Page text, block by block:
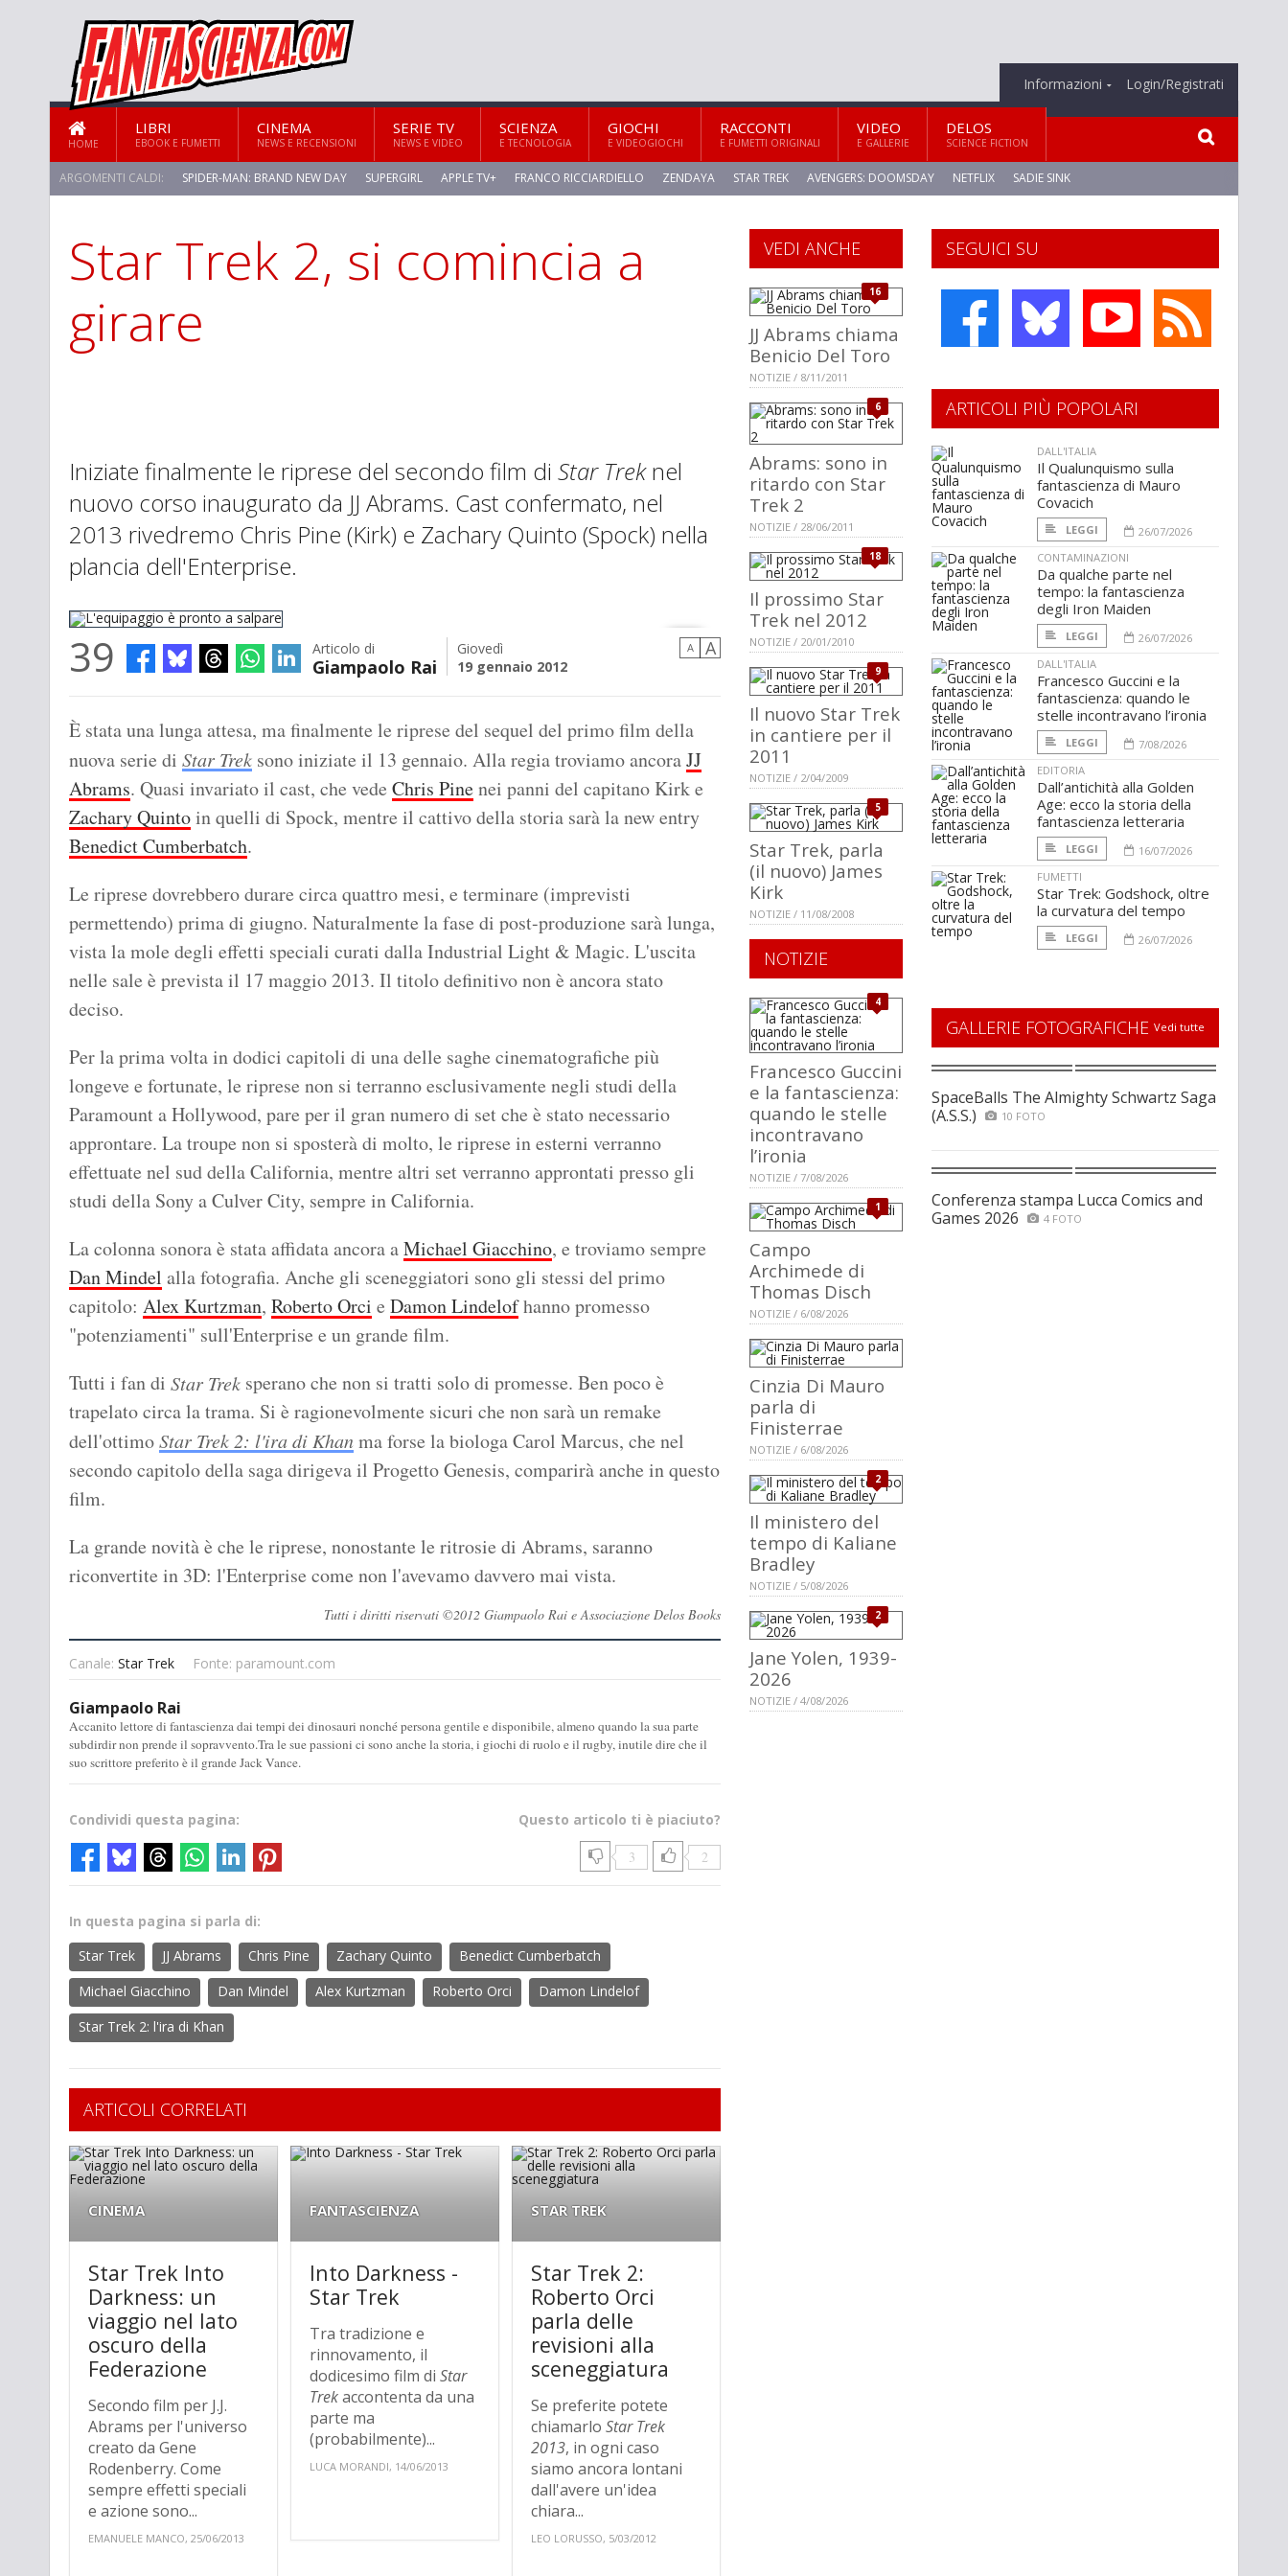
Informazioni Login/Registrati
HOME
LIBRI
EBOOK E FUMETTI
CINEMA
NEWS E RECENSIONI
SERIE TV
NEWS E VIDEO
SCIENZA
E TECNOLOGIA
GIOCHI
E VIDEOGIOCHI
RACCONTI
E FUMETTI ORIGINALI
VIDEO
E GALLERIE
DELOS
SCIENCE FICTION
ARGOMENTI CALDI: SPIDER-MAN: BRAND NEW DAY SUPERGIRL APPLE TV+ FRANCO RICCIARDIELLO ZENDAYA STAR TREK AVENGERS: DOOMSDAY NETFLIX SADIE SINK
STAR TREK: STRANGE NEW WORLDS
Star Trek 2, si comincia a
girare
Iniziate finalmente le riprese del secondo film di Star Treknel
nuovo corso inaugurato da JJ Abrams. Cast confermato, nel
2013 rivedremo Chris Pine (Kirk) e Zachary Quinto (Spock) nella
plancia dell'Enterprise.
39 Articolo di
Giampaolo Rai
Giovedì
19 gennaio 2012
A A
È stata una lunga attesa, ma finalmente le riprese del sequel del primo film della
nuova serie di Star Trek sono iniziate il 13 gennaio. Alla regia troviamo ancoraJJ
Abrams. Quasi invariato il cast, che vede Chris Pinenei panni del capitano Kirk e
Zachary Quintoin quelli di Spock, mentre il cattivo della storia sarà la new entry
Benedict Cumberbatch.
Le riprese dovrebbero durare circa quattro mesi, e terminare (imprevisti
permettendo) prima di giugno. Naturalmente la fase di post-produzione sarà lunga,
vista la mole degli effetti speciali curati dalla Industrial Light & Magic. L'uscita
nelle sale è prevista il 17 maggio 2013. Il titolo definitivo non è ancora stato
deciso.
Per la prima volta in dodici capitoli di una delle saghe cinematografiche più
longeve e fortunate, le riprese non si terranno esclusivamente negli studi della
Paramount a Hollywood, pare per il gran numero di set che è stato necessario
approntare. La troupe non si sposterà di molto, le riprese in esterni verranno
effettuate nel sud della California, mentre altri set verranno approntati presso gli
studi della Sony a Culver City, sempre in California.
La colonna sonora è stata affidata ancora aMichael Giacchino, e troviamo sempre
Dan Mindel alla fotografia. Anche gli sceneggiatori sono gli stessi del primo
capitolo: Alex Kurtzman, Roberto Orci e Damon Lindelofhanno promesso
"potenziamenti" sull'Enterprise e un grande film.
Tutti i fan di Star Trek sperano che non si tratti solo di promesse. Ben poco è
trapelato circa la trama. Si è ragionevolmente sicuri che non sarà un remake
dell'ottimoStar Trek 2: l'ira di Khanma forse la biologa Carol Marcus, che nel
secondo capitolo della saga dirigeva il Progetto Genesis, comparirà anche in questo
film.
La grande novità è che le riprese, nonostante le ritrosie di Abrams, saranno
riconvertite in 3D: l'Enterprise come non l'avevamo davvero mai vista.
Tutti i diritti riservati ©2012 Giampaolo Rai e Associazione Delos Books
Canale: Star Trek Fonte: paramount.com
Giampaolo Rai
Accanito lettore di fantascienza dai tempi dei dinosauri nonché persona gentile e disponibile, almeno quando la sua parte
subdirdir non prende il sopravvento.Tra le sue passioni ci sono anche la storia, i giochi di ruolo e il rugby, inutile dire che il
suo scrittore preferito è il grande Jack Vance.
Questo articolo ti è piaciuto?
3 2
Condividi questa pagina:
In questa pagina si parla di:
Star Trek
JJ Abrams Chris Pine Zachary Quinto
Benedict Cumberbatch
Michael Giacchino
Dan Mindel Alex Kurtzman Roberto Orci
Damon Lindelof
Star Trek 2: l'ira di Khan
ARTICOLI CORRELATI
CINEMA
Star Trek Into
Darkness: un
viaggio nel lato
oscuro della
Federazione
Secondo film per J.J.
Abrams per l'universo
creato da Gene
Rodenberry. Come
sempre effetti speciali
e azione sono...
EMANUELE MANCO, 25/06/2013
FANTASCIENZA
Into Darkness -
Star Trek
Tra tradizione e
rinnovamento, il
dodicesimo film diStar
Trekaccontenta da una
parte ma
(probabilmente)...
LUCA MORANDI, 14/06/2013
STAR TREK
Star Trek 2:
Roberto Orci
parla delle
revisioni alla
sceneggiatura
Se preferite potete
chiamarloStar Trek
2013, in ogni caso
siamo ancora lontani
dall'avere un'idea
chiara...
LEO LORUSSO, 5/03/2012
SEGUICI SU
VEDI ANCHE
16
JJ Abrams chiama
Benicio Del Toro
NOTIZIE / 8/11/2011
6
Abrams: sono in
ritardo con Star
Trek 2
NOTIZIE / 28/06/2011
18
Il prossimo Star
Trek nel 2012
NOTIZIE / 20/01/2010
9
Il nuovo Star Trek
in cantiere per il
2011
NOTIZIE / 2/04/2009
5
Star Trek, parla
(il nuovo) James
Kirk
NOTIZIE / 11/08/2008
NOTIZIE
4
Francesco Guccini
e la fantascienza:
quando le stelle
incontravano
l’ironia
NOTIZIE / 7/08/2026
1
Campo
Archimede di
Thomas Disch
NOTIZIE / 6/08/2026
Cinzia Di Mauro
parla di
Finisterrae
NOTIZIE / 6/08/2026
2
Il ministero del
tempo di Kaliane
Bradley
NOTIZIE / 5/08/2026
2
Jane Yolen, 1939-
2026
NOTIZIE / 4/08/2026
ARTICOLI PIÙ POPOLARI
DALL'ITALIA
Il Qualunquismo sulla
fantascienza di Mauro
Covacich
LEGGI
26/07/2026
CONTAMINAZIONI
Da qualche parte nel
tempo: la fantascienza
degli Iron Maiden
LEGGI
26/07/2026
DALL'ITALIA
Francesco Guccini e la
fantascienza: quando le
stelle incontravano l’ironia
LEGGI
7/08/2026
EDITORIA
Dall’antichità alla Golden
Age: ecco la storia della
fantascienza letteraria
LEGGI
16/07/2026
FUMETTI
Star Trek: Godshock, oltre
la curvatura del tempo
LEGGI 26/07/2026
GALLERIE FOTOGRAFICHE Vedi tutte
SpaceBalls The Almighty Schwartz Saga
(A.S.S.)
10 FOTO
Conferenza stampa Lucca Comics and
Games 2026
4 FOTO